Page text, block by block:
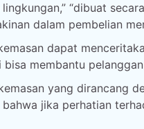
“dibuat
dalam pembelian
dapat
membantu
yang dirancang
jika perhatian